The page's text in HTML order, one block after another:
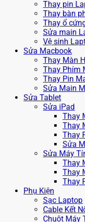
Thay pin
Thay bàn
Thay ổ
Sửa main
Vệ sinh
Sửa Macbook
Thay Màn
Thay Phím
Thay Pin
Sửa Main
Sửa Tablet
Sửa iPad
Thay
Thay
Thay
Sửa
Sửa Máy
Thay
Thay
Thay
Phụ Kiện
Sạc Laptop
Cable Kết
Chuột Máy